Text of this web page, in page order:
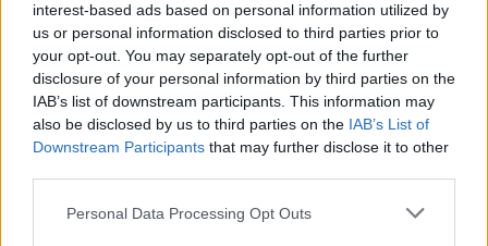
interest-based ads based on personal information utilized by
us or personal information disclosed to third parties prior to
your opt-out. You may separately opt-out of the further
disclosure of your personal information by third parties on the
IAB’s list of downstream participants. This information may
also be disclosed by us to third parties on the IAB’s List of
Downstream Participants that may further disclose it to other
Please note that this website/app uses one or more Google
Personal Data Processing Opt Outs
TAGS